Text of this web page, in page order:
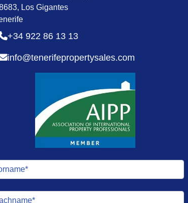
Los Gigantes
+34 922 86 13 13
info@tenerifepropertysales.com